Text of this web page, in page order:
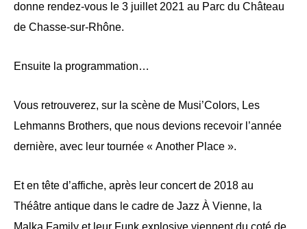
donne rendez-vous le 3 juillet 2021 au Parc du Château
de Chasse-sur-Rhône.
Ensuite la programmation…
Vous retrouverez, sur la scène de Musi’Colors, Les
Lehmanns Brothers, que nous devions recevoir l’année
dernière, avec leur tournée « Another Place ».
Et en tête d’affiche, après leur concert de 2018 au
Théâtre antique dans le cadre de Jazz À Vienne, la
Malka Family et leur Funk explosive viennent du coté de